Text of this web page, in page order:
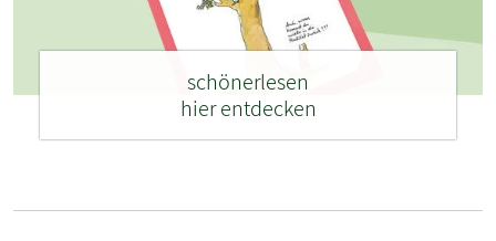
schönerlesen
hier entdecken